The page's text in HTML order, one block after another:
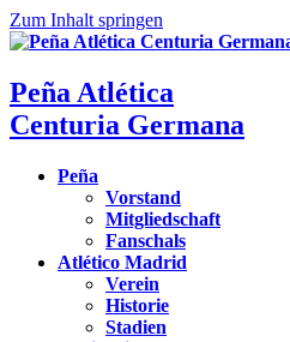
Zum Inhalt springen
Peña Atlética
Centuria Germana
Peña
Vorstand
Mitgliedschaft
Fanschals
Atlético Madrid
Verein
Historie
Stadien